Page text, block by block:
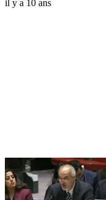
il y a 10 ans